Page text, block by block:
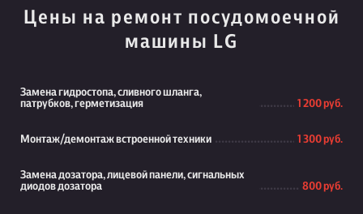
Цены на ремонт посудомоечной
машины LG
Замена гидростопа, сливного шланга,
патрубков, герметизация
1 200 руб.
Монтаж/демонтаж встроенной техники 1 300 руб.
Замена дозатора, лицевой панели, сигнальных
диодов дозатора
800 руб.